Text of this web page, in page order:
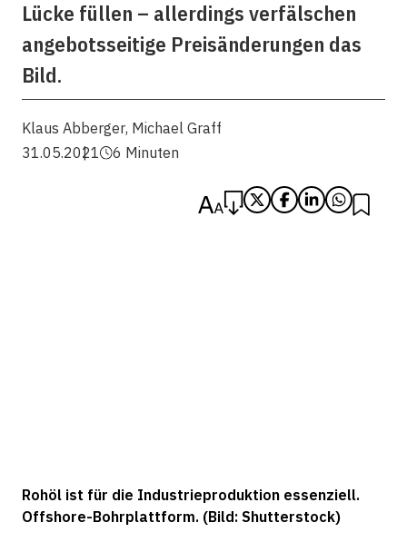
Lücke füllen – allerdings verfälschen
angebotsseitige Preisänderungen das
Bild.
Klaus Abberger, Michael Graff
31.05.2021
6 Minuten
Rohöl ist für die Industrieproduktion essenziell.
Offshore-Bohrplattform. (Bild: Shutterstock)